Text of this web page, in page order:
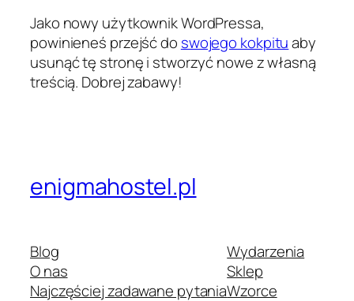
Jako nowy użytkownik WordPressa,
powinieneś przejść do swojego kokpituaby
usunąć tę stronę i stworzyć nowe z własną
treścią. Dobrej zabawy!
enigmahostel.pl
Blog
O nas
Najczęściej zadawane pytania
Wydarzenia
Sklep
Wzorce